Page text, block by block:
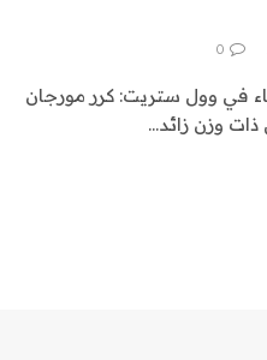
0
في وول ستريت: كرر مورجان
ذات وزن زائد…